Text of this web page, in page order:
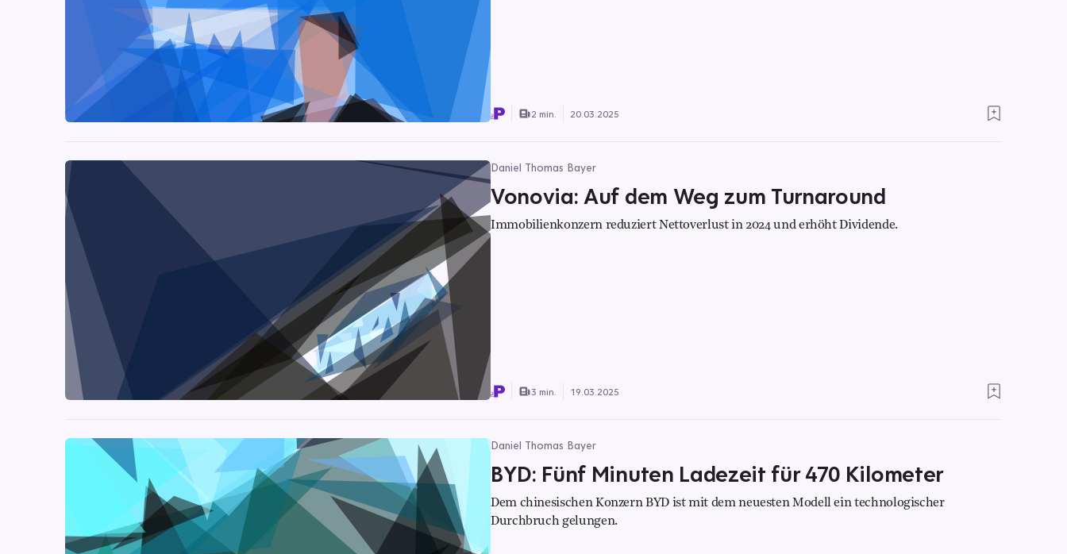
2 min. 20.03.2025
Daniel Thomas Bayer
Vonovia: Auf dem Weg zum Turnaround
Immobilienkonzern reduziert Nettoverlust in 2024 und erhöht Dividende.
3 min. 19.03.2025
Daniel Thomas Bayer
BYD: Fünf Minuten Ladezeit für 470 Kilometer
Dem chinesischen Konzern BYD ist mit dem neuesten Modell ein technologischer
Durchbruch gelungen.